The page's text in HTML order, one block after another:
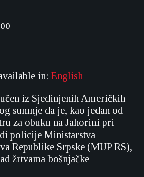
in: English
iz Sjedinjenih Američkih
sumnje da je, kao jedan od
za obuku na Jahorini pri
policije Ministarstva
Republike Srpske (MUP RS),
žrtvama bošnjačke